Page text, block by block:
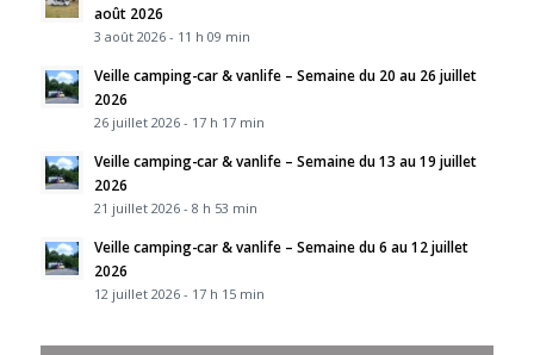
août 2026
3 août 2026 - 11 h 09 min
Veille camping-car & vanlife – Semaine du 20 au 26 juillet
2026
26 juillet 2026 - 17 h 17 min
Veille camping-car & vanlife – Semaine du 13 au 19 juillet
2026
21 juillet 2026 - 8 h 53 min
Veille camping-car & vanlife – Semaine du 6 au 12 juillet
2026
12 juillet 2026 - 17 h 15 min